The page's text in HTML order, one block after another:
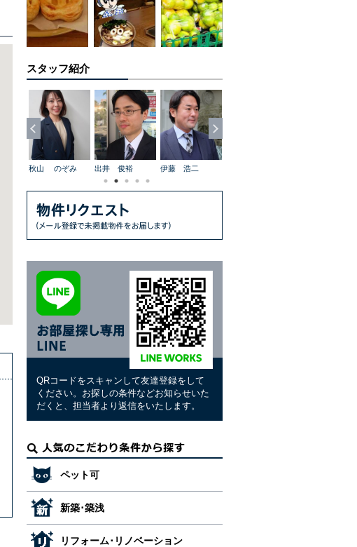
スタッフ紹介
秋山 のぞみ 出井 俊裕 伊藤 浩二
QRコードをスキャンして友達登録をして
ください。お探しの条件などお知らせいた
だくと、担当者より返信をいたします。
ペット可
新築･築浅
リフォーム･リノベーション